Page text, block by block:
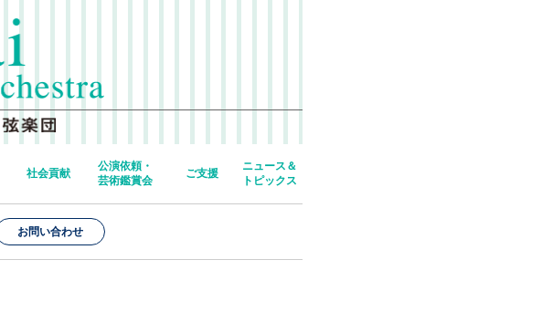
社会貢献
公演依頼・
芸術鑑賞会
ご支援
ニュース＆
トピックス
お問い合わせ